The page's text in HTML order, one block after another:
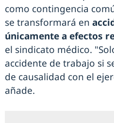
como contingencia
se transformará en
únicamente a efectos
el sindicato médico.
accidente de trabajo si
de causalidad con el
añade.